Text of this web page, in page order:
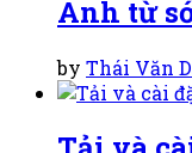
Anh từ
by Thái Văn